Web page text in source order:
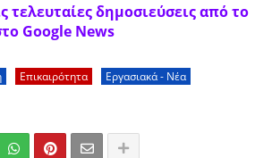
τελευταίες δημοσιεύσεις από το
Google News
Επικαιρότητα
Εργασιακά - Νέα